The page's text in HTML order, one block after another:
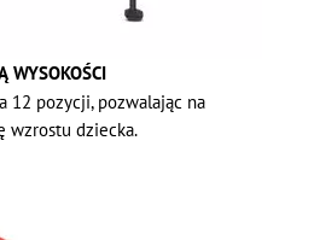
WYSOKOŚCI
12 pozycji, pozwalając na
wzrostu dziecka.